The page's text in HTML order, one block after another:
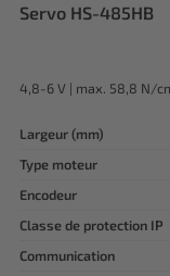
Servo HS-485HB
4,8-6 V | max. 58,8 N/
Largeur (mm)
Type moteur
Encodeur
Classe de protection IP
Communication